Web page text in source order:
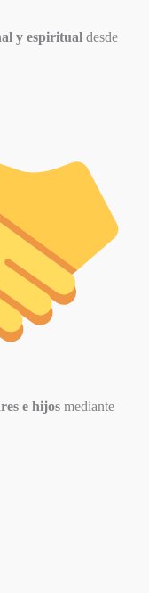
y espiritual desde
e hijos mediante